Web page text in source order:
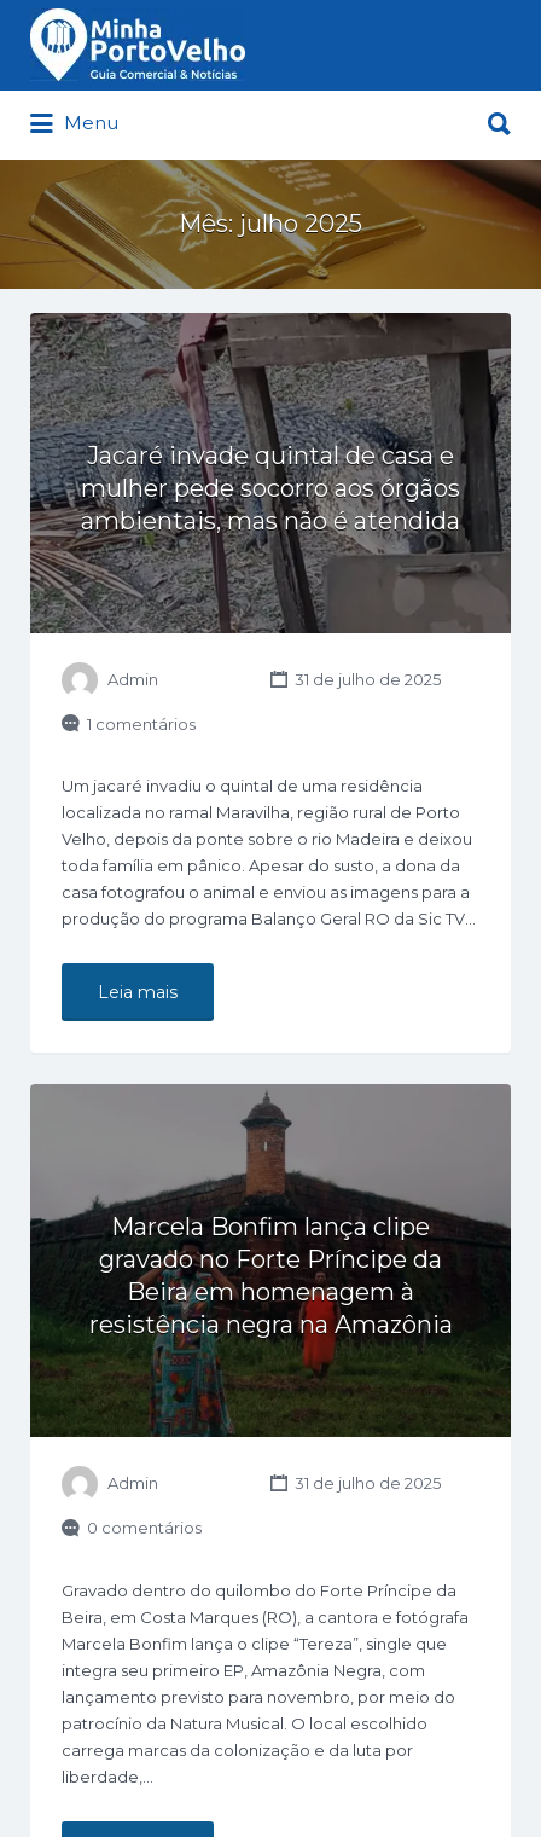
Minha Porto Velho – Seu Guia
Comercial e Notícias de Porto Velho
Buscar
por:
Menu
por:
Mês: julho 2025
Jacaré invade quintal de casa e
mulher pede socorro aos órgãos
ambientais, mas não é atendida
Admin 31 de julho de 2025
1 comentários
Um jacaré invadiu o quintal de uma residência
localizada no ramal Maravilha, região rural de Porto
Velho, depois da ponte sobre o rio Madeira e deixou
toda família em pânico. Apesar do susto, a dona da
casa fotografou o animal e enviou as imagens para a
produção do programa Balanço Geral RO da Sic TV…
Leia mais
Marcela Bonfim lança clipe
gravado no Forte Príncipe da
Beira em homenagem à
resistência negra na Amazônia
Admin 31 de julho de 2025
0 comentários
Gravado dentro do quilombo do Forte Príncipe da
Beira, em Costa Marques (RO), a cantora e fotógrafa
Marcela Bonfim lança o clipe “Tereza”, single que
integra seu primeiro EP, Amazônia Negra, com
lançamento previsto para novembro, por meio do
patrocínio da Natura Musical. O local escolhido
carrega marcas da colonização e da luta por
liberdade,…